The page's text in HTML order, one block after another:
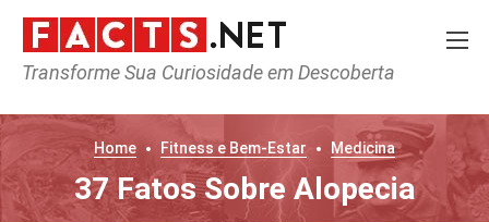
Transforme Sua Curiosidade em Descoberta
Home Fitness e Bem-Estar Medicina
37 Fatos Sobre Alopecia